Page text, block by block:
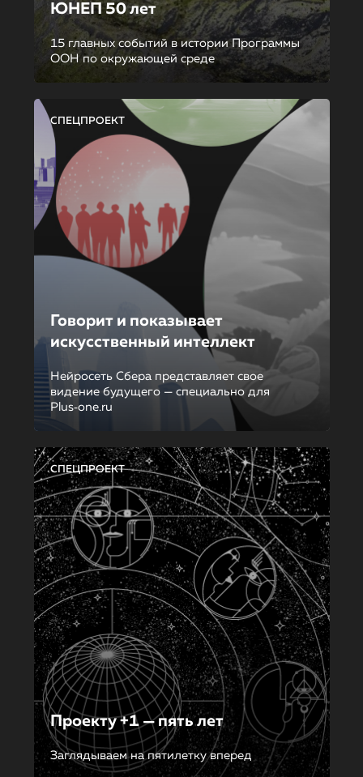
ЮНЕП 50 лет
15 главных событий в истории Программы
ООН по окружающей среде
СПЕЦПРОЕКТ
Говорит и показывает
искусственный интеллект
Нейросеть Сбера представляет свое
видение будущего — специально для
Plus‑one.ru
СПЕЦПРОЕКТ
Проекту +1 — пять лет
Заглядываем на пятилетку вперед